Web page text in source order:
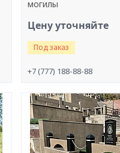
могилы
Цену уточняйте
Под заказ
+7 (777) 188-88-88